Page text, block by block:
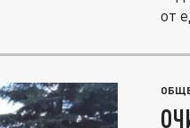
от